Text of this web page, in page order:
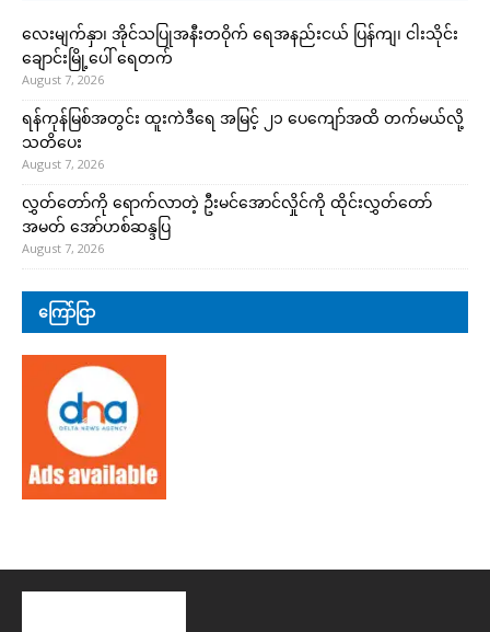
လေးမျက်နှာ၊ အိုင်သပြုအနီးတဝိုက် ရေအနည်းငယ် ပြန်ကျ၊ ငါးသိုင်း
ချောင်းမြို့ပေါ် ရေတက်
August 7, 2026
ရန်ကုန်မြစ်အတွင်း ထူးကဲဒီရေ အ​မြင့် ၂၁ ပေကျော်အထိ တက်မယ်လို့
သတိပေး
August 7, 2026
လွှတ်တော်ကို ရောက်လာတဲ့ ဦးမင်အောင်လှိုင်ကို ထိုင်းလွှတ်တော်
အမတ် အော်ဟစ်ဆန္ဒပြ
August 7, 2026
ကြော်ငြာ